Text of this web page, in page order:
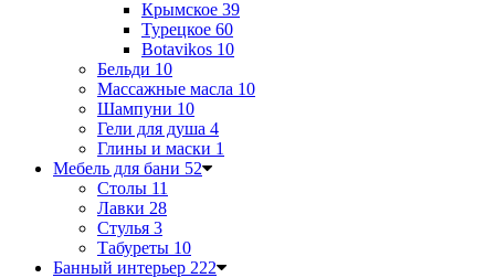
Крымское 39
Турецкое 60
Botavikos 10
Бельди 10
Массажные масла 10
Шампуни 10
Гели для душа 4
Глины и маски 1
Мебель для бани 52
Столы 11
Лавки 28
Стулья 3
Табуреты 10
Банный интерьер 222